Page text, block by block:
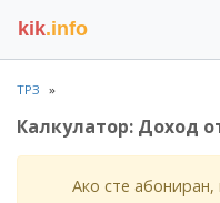
kik.info
ТРЗ
Калкулатор: Доход
Ако сте